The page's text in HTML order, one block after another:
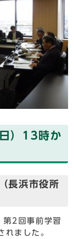
）13時か
長浜市役所
第2回事前学習
れました。